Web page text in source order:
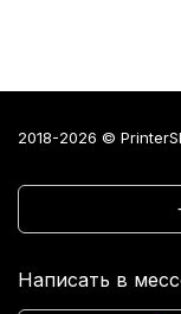
2018-2026 ©
Написать в